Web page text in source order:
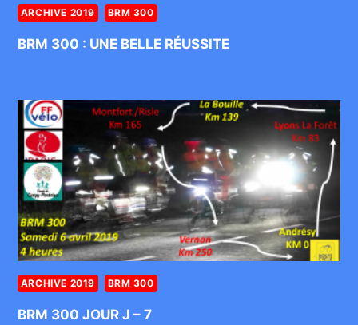
ARCHIVE 2019 BRM 300
BRM 300 : UNE BELLE RÉUSSITE
ARCHIVE 2019 BRM 300
BRM 300 JOUR J – 7